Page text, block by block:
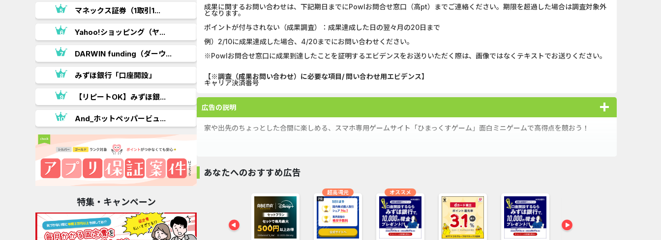
マネックス証券（1取引1...
Yahoo!ショッピング（ヤ...
DARWIN funding（ダーウ...
みずほ銀行「口座開設」
【リピートOK】みずほ銀...
And_ホットペッパービュ...
【Ipsos iSay】アンケー...
Nielsen（ニールセン）...
Nielsen（ニールセン）...
ホットペッパーグルメ［...
ウォーターカラーソート...
アンケート募集サイト、...
DARWIN funding（ダーウ...
みずほ銀行「口座開設」
【リピートOK】みずほ銀...
Alterna Bank（オルタナ...
DARWIN funding（ダーウ...
ポケットリサーチ【男性...
【還元UP中】パズル＆サ...
Berry Factory Tycoon（...
And_ミステリータウン：...
And_エバーテイル_3日間...
特集・キャンペーン
成果に関するお問い合わせは、下記期日までにPowlお問合せ窓口（高pt）までご連絡ください。期限を超過した場合は調査対象外
となります。
ポイントが付与されない（成果調査）：成果達成した日の翌々月の20日まで
例）2/10に成果達成した場合、4/20までにお問い合わせください。
※Powlお問合せ窓口に成果到達したことを証明するエビデンスをお送りいただく際は、画像ではなくテキストでお送りください。
【※調査（成果お問い合わせ）に必要な項目/ 問い合わせ用エビデンス】
キャリア決済番号
広告の説明
家や出先のちょっとした合間に楽しめる、スマホ専用ゲームサイト「ひまっくすゲーム」面白ミニゲームで高得点を競おう！
あなたへのおすすめ広告
エードMYバンク DARWIN 【ボーナス還元】
超高還元 オススメ